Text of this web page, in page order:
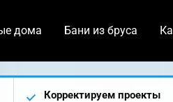
дома Бани из бруса
Корректируем проекты